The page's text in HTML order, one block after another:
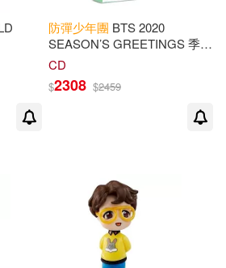
(3)
防彈少年團 BTS 2020
SEASON’S GREETINGS 季節
的問候 (韓國進口版) 年曆組合
CD
$2308 $2459